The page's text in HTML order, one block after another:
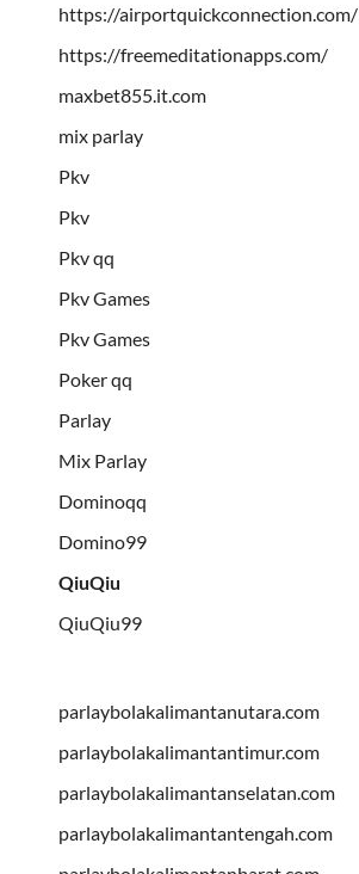
https://airportquickconnection.com/
https://freemeditationapps.com/
maxbet855.it.com
mix parlay
Pkv
Pkv
Pkv qq
Pkv Games
Pkv Games
Poker qq
Parlay
Mix Parlay
Dominoqq
Domino99
QiuQiu
QiuQiu99
parlaybolakalimantanutara.com
parlaybolakalimantantimur.com
parlaybolakalimantanselatan.com
parlaybolakalimantantengah.com